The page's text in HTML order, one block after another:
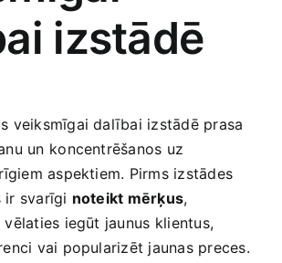
izstādē
⁤veiksmīgai dalībai izstādē prasa
un⁣ koncentrēšanos uz
aspektiem. Pirms izstādes
ir‌ svarīgi noteikt mērķus,
vēlaties iegūt jaunus ⁢klientus,⁣
vai popularizēt jaunas ‍preces.‌